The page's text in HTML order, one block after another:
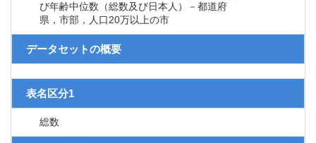
び年齢中位数（総数及び日本人）－都道府
県，市部，人口20万以上の市
データセットの概要
表名区分1
総数